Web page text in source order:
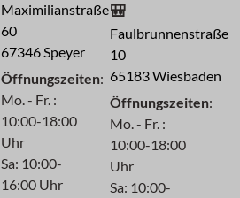
Maximilianstraße
60
67346 Speyer
Öffnungszeiten:
Mo. - Fr. :
10:00-18:00
Uhr
Sa: 10:00-
16:00 Uhr
🎒
Faulbrunnenstraße
10
65183 Wiesbaden
Öffnungszeiten:
Mo. - Fr. :
10:00-18:00
Uhr
Sa: 10:00-